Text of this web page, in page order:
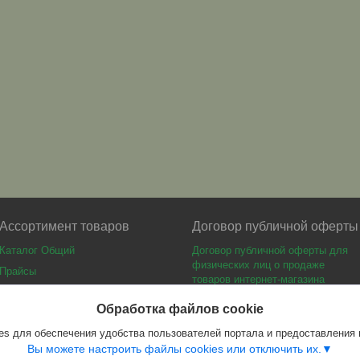
Ассортимент товаров
Каталог Общий
Прайсы
Договор публичной оферты
Договор публичной оферты для
физических лиц о продаже
товаров интернет-магазина
Обработка файлов cookie
обеспечения удобства пользователей портала и предоставления
Вы можете настроить файлы cookies или отключить их.